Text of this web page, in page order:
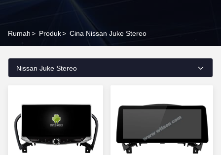
Rumah> Produk> Cina Nissan Juke Stereo
Nissan Juke Stereo